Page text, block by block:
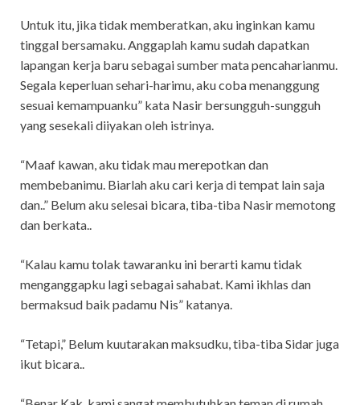
Untuk itu, jika tidak memberatkan, aku inginkan kamu
tinggal bersamaku. Anggaplah kamu sudah dapatkan
lapangan kerja baru sebagai sumber mata pencaharianmu.
Segala keperluan sehari-harimu, aku coba menanggung
sesuai kemampuanku” kata Nasir bersungguh-sungguh
yang sesekali diiyakan oleh istrinya.
“Maaf kawan, aku tidak mau merepotkan dan
membebanimu. Biarlah aku cari kerja di tempat lain saja
dan..” Belum aku selesai bicara, tiba-tiba Nasir memotong
dan berkata..
“Kalau kamu tolak tawaranku ini berarti kamu tidak
menganggapku lagi sebagai sahabat. Kami ikhlas dan
bermaksud baik padamu Nis” katanya.
“Tetapi,” Belum kuutarakan maksudku, tiba-tiba Sidar juga
ikut bicara..